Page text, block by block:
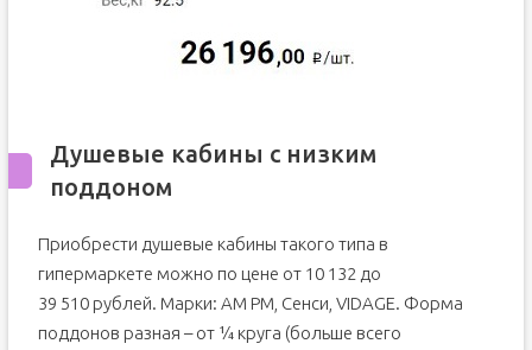
Душевые кабины с низким
поддоном
Приобрести душевые кабины такого типа в
гипермаркете можно по цене от 10 132 до
39 510 рублей. Марки: АМ РМ, Сенси, VIDAGE. Форма
поддонов разная – от ¼ круга (больше всего